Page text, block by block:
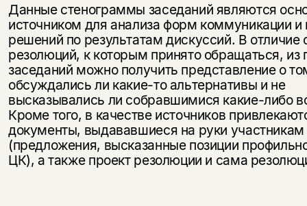
Данные стенограммы заседаний являются
источником для анализа форм коммуникации и
решений по результатам дискуссий. В отличие
резолюций, к которым принято обращаться, из
заседаний можно получить представление о
обсуждались ли какие-то альтернативы и не
высказывались ли собравшимися какие-либо
Кроме того, в качестве источников
документы, выдававшиеся на руки участникам
(предложения, высказанные позиции
ЦК), а также проект резолюции и сама